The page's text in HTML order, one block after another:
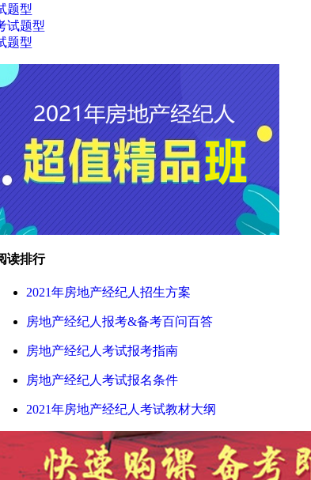
题型
试题型
题型
读排行
2021年房地产经纪人招生方案
房地产经纪人报考&备考百问百答
房地产经纪人考试报考指南
房地产经纪人考试报名条件
2021年房地产经纪人考试教材大纲